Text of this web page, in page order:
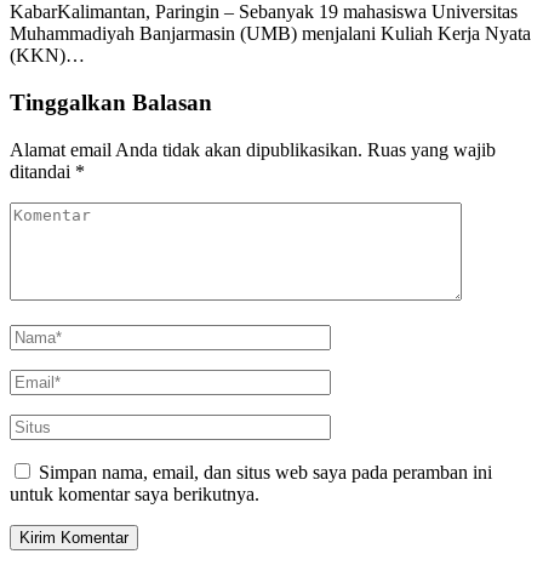
KabarKalimantan, Paringin – Sebanyak 19 mahasiswa Universitas
Muhammadiyah Banjarmasin (UMB) menjalani Kuliah Kerja Nyata
(KKN)…
Tinggalkan Balasan
Alamat email Anda tidak akan dipublikasikan. Ruas yang wajib
ditandai *
Simpan nama, email, dan situs web saya pada peramban ini
untuk komentar saya berikutnya.